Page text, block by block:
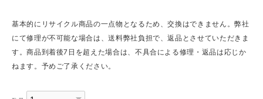
基本的にリサイクル商品の一点物となるため、交換はできません。弊社
にて修理が不可能な場合は、送料弊社負担で、返品とさせていただきま
す。商品到着後7日を超えた場合は、不具合による修理・返品は応じか
ねます。予めご了承ください。